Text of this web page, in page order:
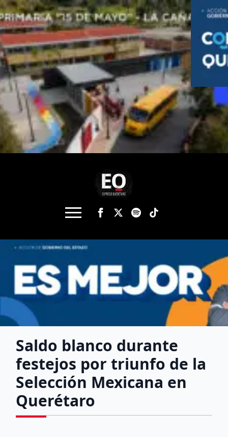
Saldo blanco durante
festejos por triunfo de la
Selección Mexicana en
Querétaro